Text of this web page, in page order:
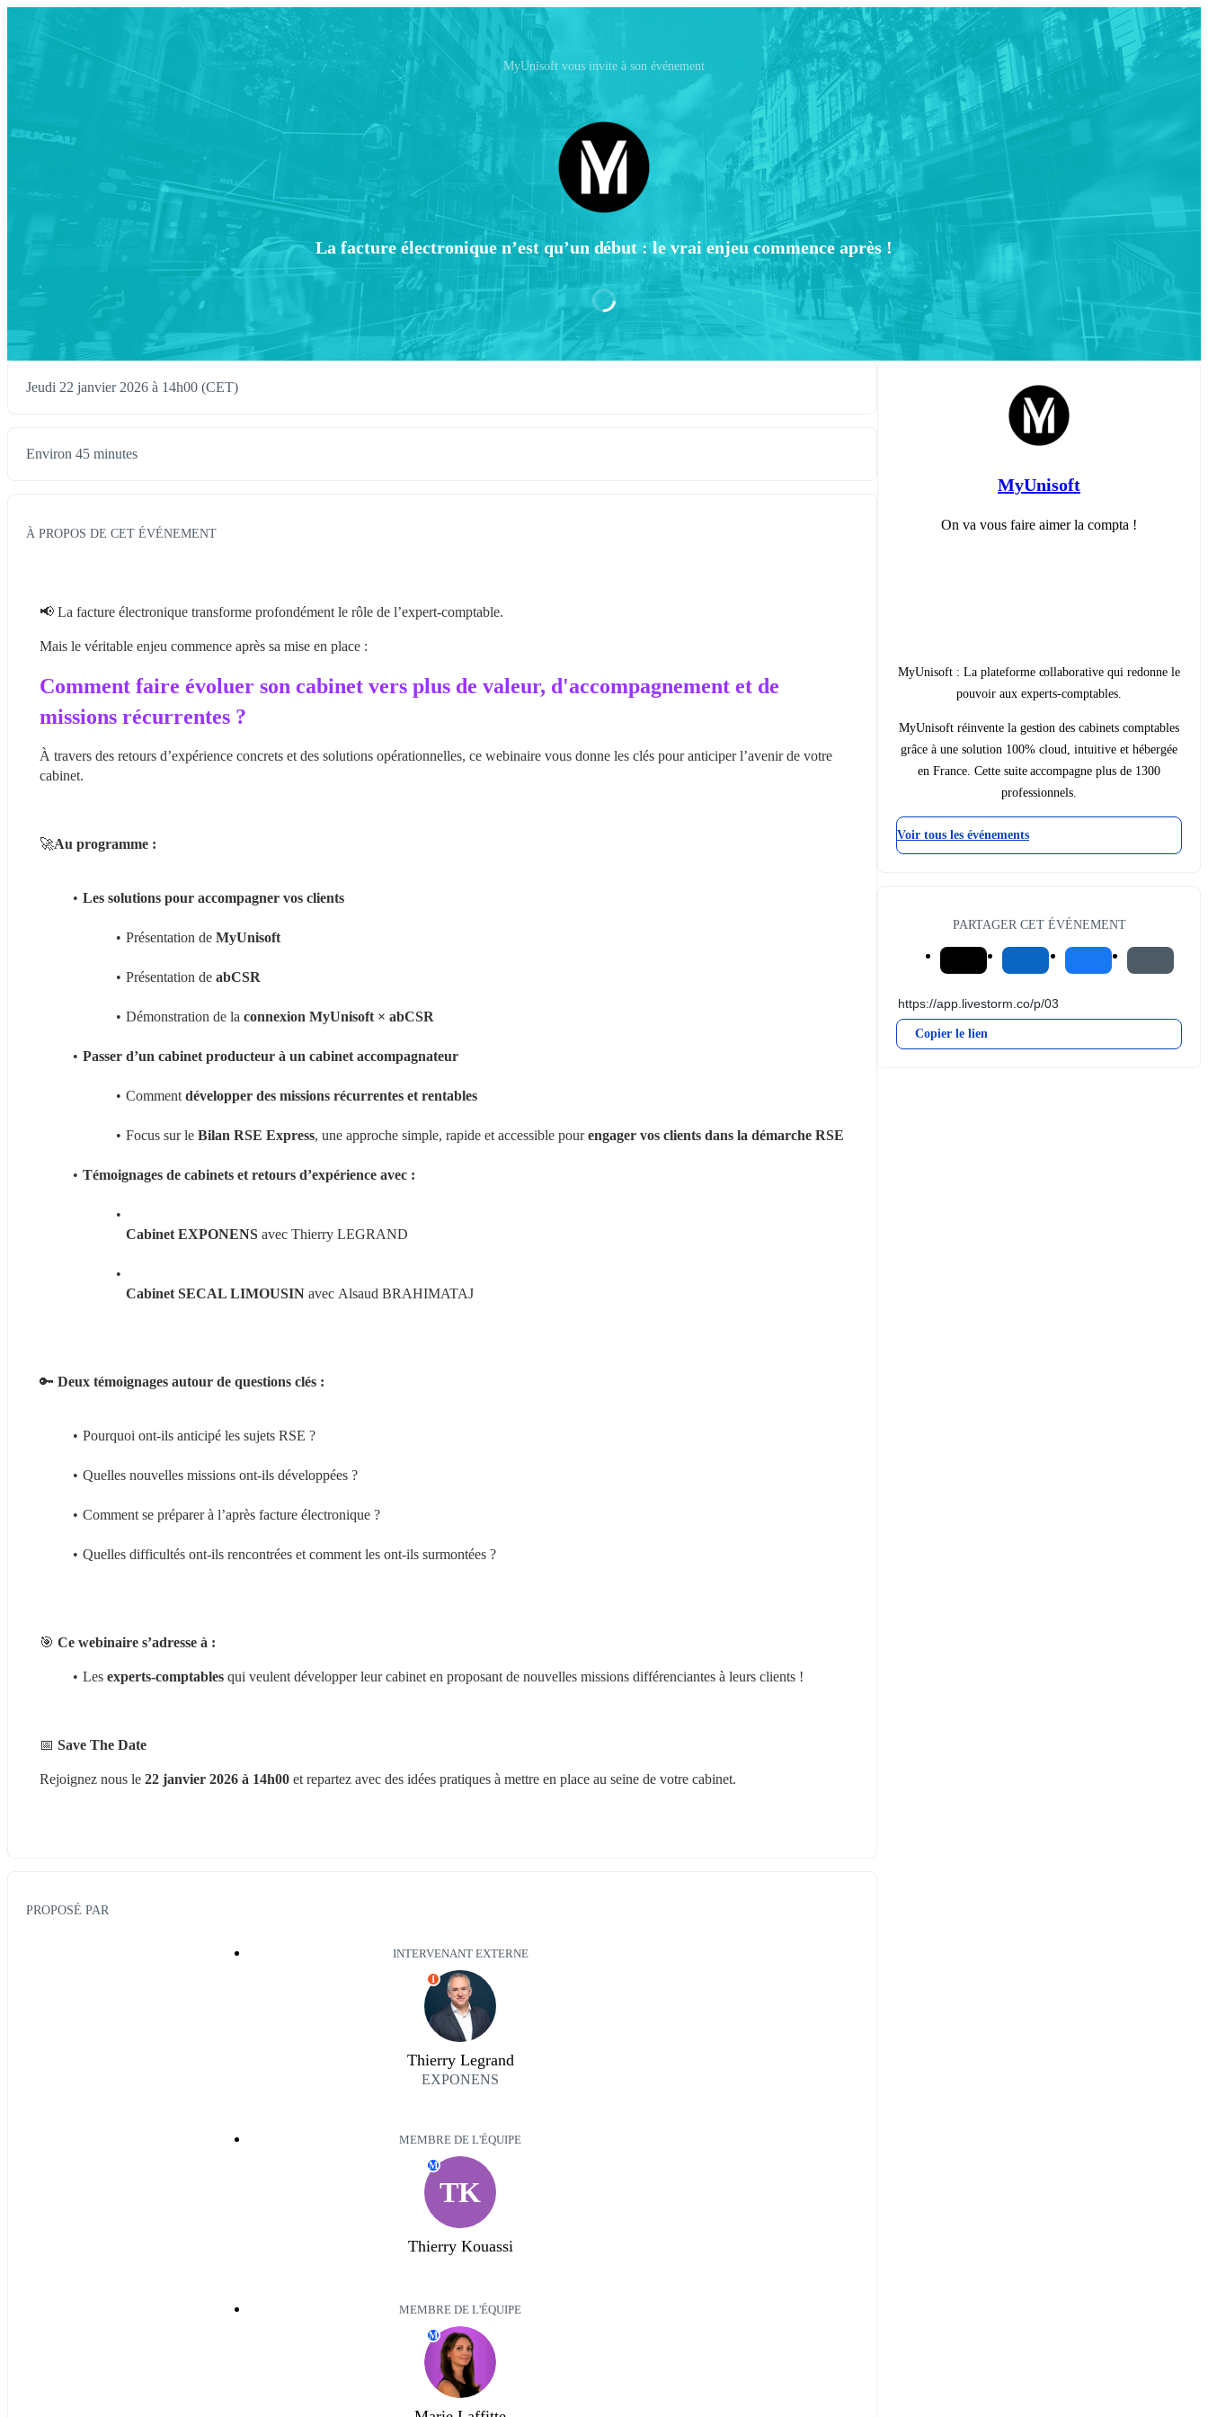
MyUnisoft vous invite à son événement
La facture électronique n’est qu’un début : le vrai enjeu commence après !
Jeudi 22 janvier 2026 à 14h00 (CET)
Environ 45 minutes
À PROPOS DE CET ÉVÉNEMENT
📢 La facture électronique transforme profondément le rôle de l’expert-comptable.
Mais le véritable enjeu commence après sa mise en place :
Comment faire évoluer son cabinet vers plus de valeur, d'accompagnement et de
missions récurrentes ?
À travers des retours d’expérience concrets et des solutions opérationnelles, ce webinaire vous donne les clés pour anticiper l’avenir de votre
cabinet.
🚀Au programme :
Les solutions pour accompagner vos clients
Présentation de MyUnisoft
Présentation de abCSR
Démonstration de la connexion MyUnisoft × abCSR
Passer d’un cabinet producteur à un cabinet accompagnateur
Comment développer des missions récurrentes et rentables
Focus sur le Bilan RSE Express, une approche simple, rapide et accessible pour engager vos clients dans la démarche RSE
Témoignages de cabinets et retours d’expérience avec :
Cabinet EXPONENS avec Thierry LEGRAND
Cabinet SECAL LIMOUSIN avec Alsaud BRAHIMATAJ
🔑 Deux témoignages autour de questions clés :
Pourquoi ont-ils anticipé les sujets RSE ?
Quelles nouvelles missions ont-ils développées ?
Comment se préparer à l’après facture électronique ?
Quelles difficultés ont-ils rencontrées et comment les ont-ils surmontées ?
🎯 Ce webinaire s’adresse à :
Les experts-comptables qui veulent développer leur cabinet en proposant de nouvelles missions différenciantes à leurs clients !
📅 Save The Date
Rejoignez nous le 22 janvier 2026 à 14h00 et repartez avec des idées pratiques à mettre en place au seine de votre cabinet.
PROPOSÉ PAR
INTERVENANT EXTERNE
I
Thierry Legrand
EXPONENS
MEMBRE DE L'ÉQUIPE
TK
M
Thierry Kouassi
MEMBRE DE L'ÉQUIPE
M
MyUnisoft
On va vous faire aimer la compta !
MyUnisoft : La plateforme collaborative qui redonne le
pouvoir aux experts-comptables.
MyUnisoft réinvente la gestion des cabinets comptables
grâce à une solution 100% cloud, intuitive et hébergée
en France. Cette suite accompagne plus de 1300
professionnels.
Voir tous les événements
PARTAGER CET ÉVÉNEMENT
Copier le lien